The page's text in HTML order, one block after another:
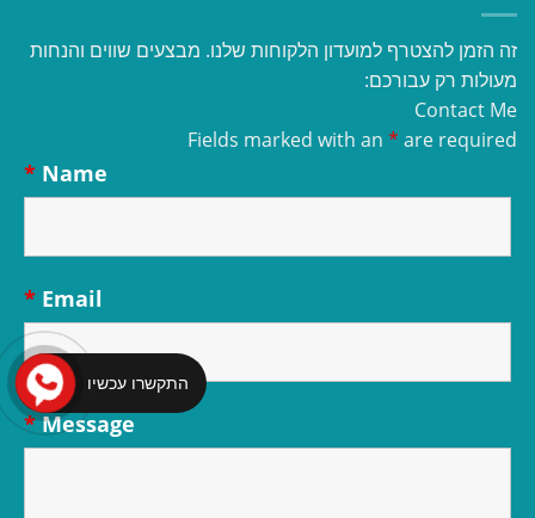
זה הזמן להצטרף למועדון הלקוחות שלנו. מבצעים שווים והנחות
מעולות רק עבורכם:
Contact Me
Fields marked with an * are required
Name
*
Email
*
Message
*
התקשרו עכשיו